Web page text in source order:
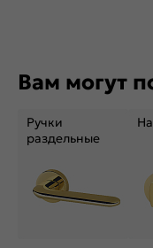
Вам могут
Ручки
раздельные